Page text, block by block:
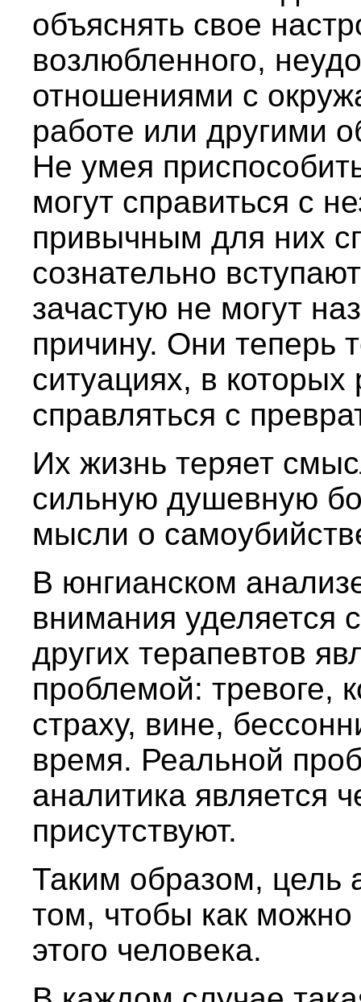
объяснять свое
возлюбленного,
отношениями с
работе или другими
Не умея
могут справиться с
привычным для них
сознательно
зачастую не могут
причину. Они теперь
ситуациях, в
справляться с
Их жизнь теряет
сильную душевную
мысли о
В юнгианском
внимания уделяется
других терапевтов
проблемой: тревоге,
страху, вине,
время. Реальной
аналитика является
присутствуют.
Таким образом, цель
том, чтобы как
этого человека.